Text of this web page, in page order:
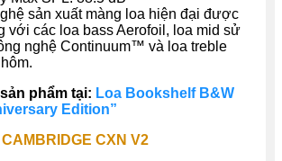
sản xuất màng loa hiện đại được
với các loa bass Aerofoil, loa mid sử
nghệ Continuum™ và loa treble
phẩm tại: Loa Bookshelf B&W
Edition”
CXN V2